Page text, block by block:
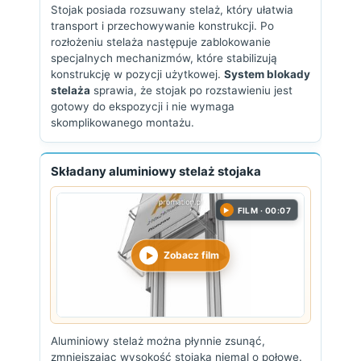
Stojak posiada rozsuwany stelaż, który ułatwia
transport i przechowywanie konstrukcji. Po
rozłożeniu stelaża następuje zablokowanie
specjalnych mechanizmów, które stabilizują
konstrukcję w pozycji użytkowej. System blokady
stelaża sprawia, że stojak po rozstawieniu jest
gotowy do ekspozycji i nie wymaga
skomplikowanego montażu.
Składany aluminiowy stelaż stojaka
▶ FILM · 00:07
Zobacz film
Aluminiowy stelaż można płynnie zsunąć,
zmniejszając wysokość stojaka niemal o połowę.